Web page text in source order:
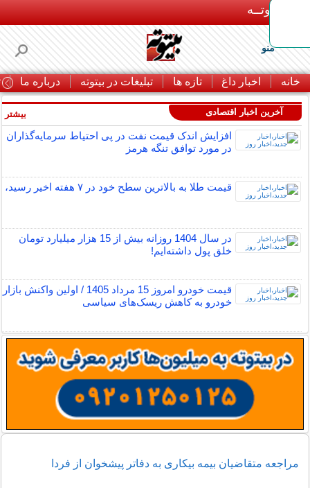
بـیتوتــه
منو
خانه اخبار داغ تازه ها تبلیغات در بیتوته درباره ما
آخرین اخبار اقتصادی
افزایش اندک قیمت نفت در پی احتیاط سرمایه‌گذاران
در مورد توافق تنگه هرمز
قیمت طلا به بالاترین سطح خود در ۷ هفته اخیر رسید،
در سال 1404 روزانه بیش از 15 هزار میلیارد تومان
خلق پول داشته‌ایم!
قیمت خودرو امروز 15 مرداد 1405 / اولین واکنش بازار
خودرو به کاهش ریسک‌های سیاسی
بیشتر
مراجعه متقاضیان بیمه بیکاری به دفاتر پیشخوان از فردا